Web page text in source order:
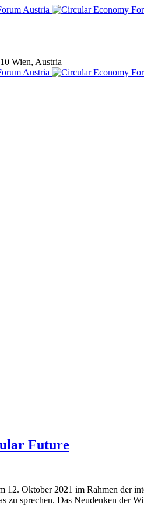
Wien, Austria
Future
Oktober 2021 im Rahmen der
zu sprechen. Das Neudenken der